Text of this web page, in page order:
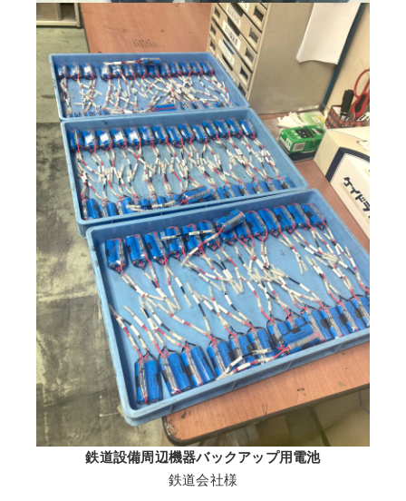
鉄道設備周辺機器バックアップ用電池
鉄道会社様